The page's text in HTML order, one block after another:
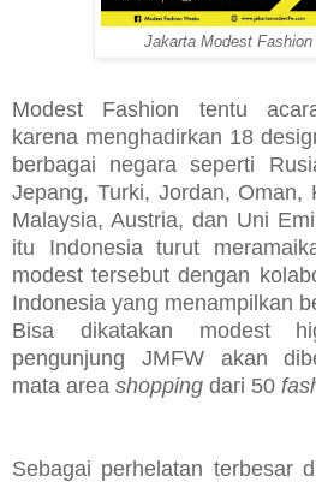
Jakarta Modest Fashion
Modest Fashion tentu
karena menghadirkan 18
berbagai negara seperti
Jepang, Turki, Jordan, Oman,
Malaysia, Austria, dan Uni
itu Indonesia turut
modest tersebut dengan
Indonesia yang menampilkan
Bisa dikatakan modest
pengunjung JMFW akan
mata area shopping dari 50
Sebagai perhelatan terbesar